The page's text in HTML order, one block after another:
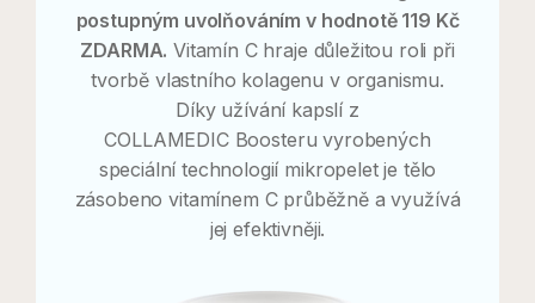
postupným uvolňováním v hodnotě 119 Kč
ZDARMA. Vitamín C hraje důležitou roli při
tvorbě vlastního kolagenu v organismu.
Díky užívání kapslí z
COLLAMEDIC Boosteru vyrobených
speciální technologií mikropelet je tělo
zásobeno vitamínem C průběžně a využívá
jej efektivněji.